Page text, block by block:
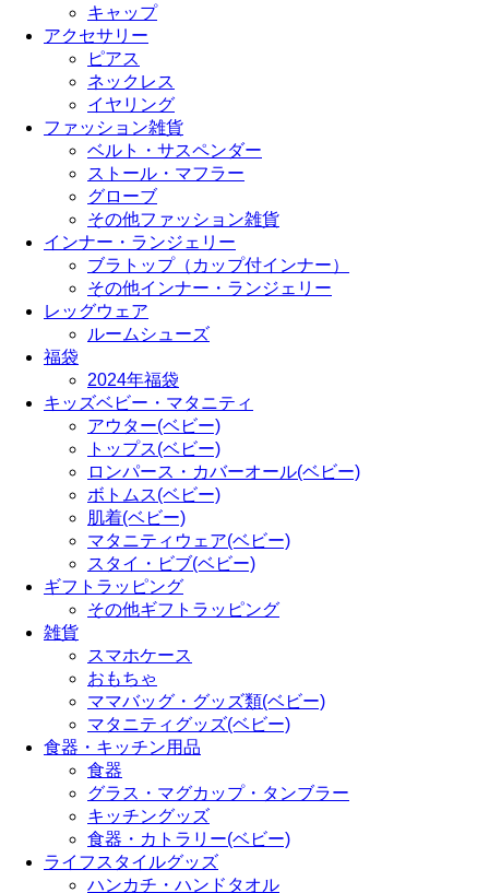
キャップ
アクセサリー
ピアス
ネックレス
イヤリング
ファッション雑貨
ベルト・サスペンダー
ストール・マフラー
グローブ
その他ファッション雑貨
インナー・ランジェリー
ブラトップ（カップ付インナー）
その他インナー・ランジェリー
レッグウェア
ルームシューズ
福袋
2024年福袋
キッズベビー・マタニティ
アウター(ベビー)
トップス(ベビー)
ロンパース・カバーオール(ベビー)
ボトムス(ベビー)
肌着(ベビー)
マタニティウェア(ベビー)
スタイ・ビブ(ベビー)
ギフトラッピング
その他ギフトラッピング
雑貨
スマホケース
おもちゃ
ママバッグ・グッズ類(ベビー)
マタニティグッズ(ベビー)
食器・キッチン用品
食器
グラス・マグカップ・タンブラー
キッチングッズ
食器・カトラリー(ベビー)
ライフスタイルグッズ
ハンカチ・ハンドタオル